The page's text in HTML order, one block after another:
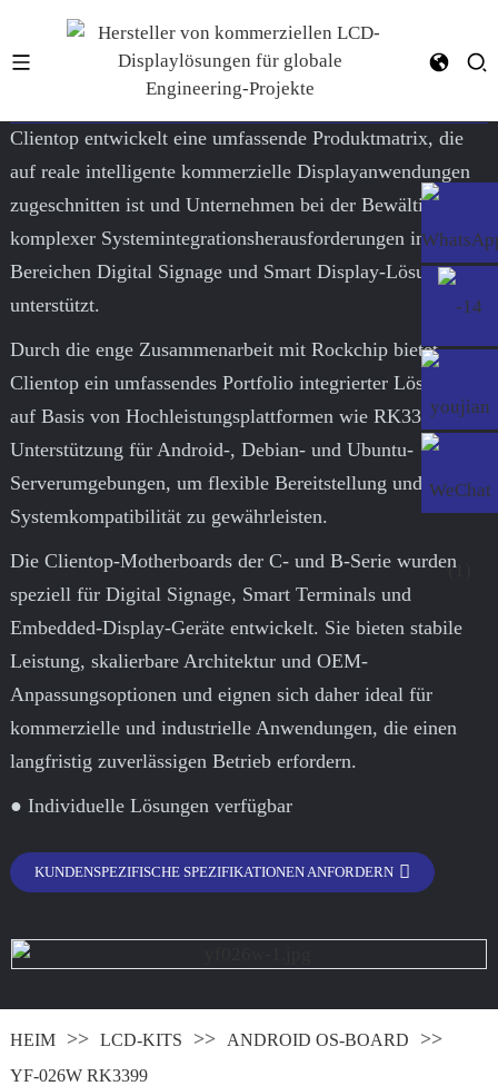
YF-026W RK3399
Clientop entwickelt eine umfassende Produktmatrix, die
auf reale intelligente kommerzielle Displayanwendungen
zugeschnitten ist und Unternehmen bei der Bewältigung
komplexer Systemintegrationsherausforderungen in den
Bereichen Digital Signage und Smart Display-Lösungen
unterstützt.
Durch die enge Zusammenarbeit mit Rockchip bietet
Clientop ein umfassendes Portfolio integrierter Lösungen
auf Basis von Hochleistungsplattformen wie RK3399 mit
Unterstützung für Android-, Debian- und Ubuntu-
Serverumgebungen, um flexible Bereitstellung und
Systemkompatibilität zu gewährleisten.
Die Clientop-Motherboards der C- und B-Serie wurden
speziell für Digital Signage, Smart Terminals und
Embedded-Display-Geräte entwickelt. Sie bieten stabile
Leistung, skalierbare Architektur und OEM-
Anpassungsoptionen und eignen sich daher ideal für
kommerzielle und industrielle Anwendungen, die einen
langfristig zuverlässigen Betrieb erfordern.
● Individuelle Lösungen verfügbar
KUNDENSPEZIFISCHE SPEZIFIKATIONEN ANFORDERN
HEIM LCD-KITS
ANDROID OS-BOARD
YF-026W RK3399